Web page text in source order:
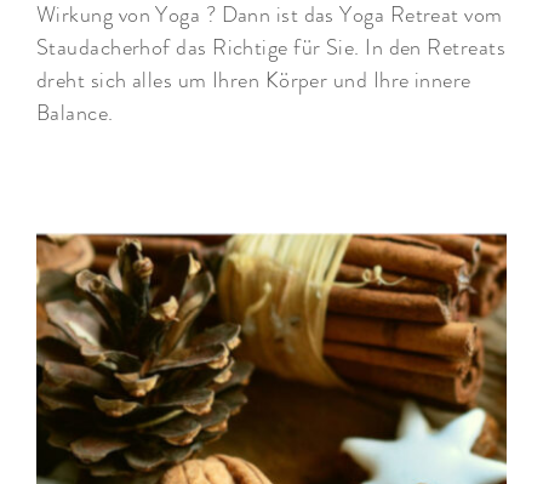
Wirkung von Yoga ? Dann ist das Yoga Retreat vom
Staudacherhof das Richtige für Sie. In den Retreats
dreht sich alles um Ihren Körper und Ihre innere
Balance.